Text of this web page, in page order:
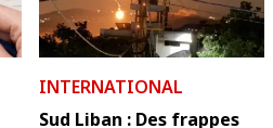
INTERNATIONAL
Sud Liban : Des frappes